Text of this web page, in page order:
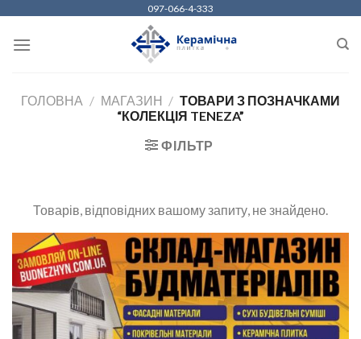
content
097-066-4-333
ГОЛОВНА / МАГАЗИН / ТОВАРИ З ПОЗНАЧКАМИ
“КОЛЕКЦІЯ TENEZA”
ФІЛЬТР
Товарів, відповідних вашому запиту, не знайдено.